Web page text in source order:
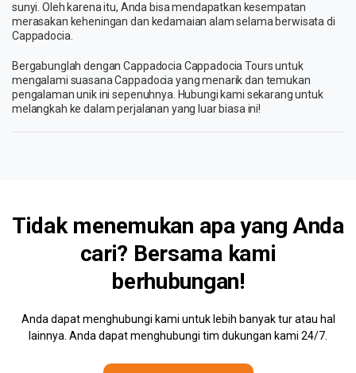
sunyi. Oleh karena itu, Anda bisa mendapatkan kesempatan
merasakan keheningan dan kedamaian alam selama berwisata di
Cappadocia.
Bergabunglah dengan Cappadocia Cappadocia Tours untuk
mengalami suasana Cappadocia yang menarik dan temukan
pengalaman unik ini sepenuhnya. Hubungi kami sekarang untuk
melangkah ke dalam perjalanan yang luar biasa ini!
Tidak menemukan apa yang Anda
cari? Bersama kami
berhubungan!
Anda dapat menghubungi kami untuk lebih banyak tur atau hal
lainnya. Anda dapat menghubungi tim dukungan kami 24/7.